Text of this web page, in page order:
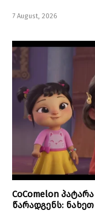
7 August, 2026
CoComelon
წარადგენს: